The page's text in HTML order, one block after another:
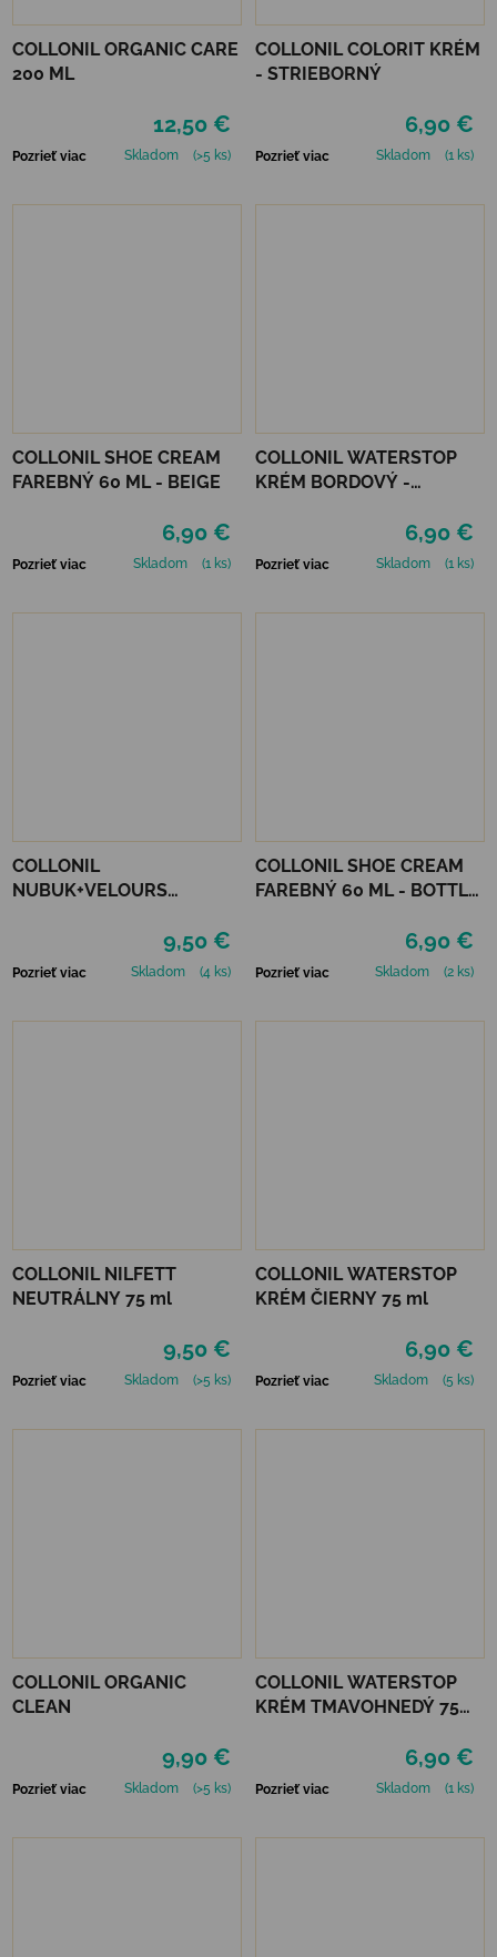
COLLONIL ORGANIC CARE
200 ML
12,50 €
Pozrieť viac Skladom (>5 ks)
COLLONIL COLORIT KRÉM
- STRIEBORNÝ
6,90 €
Pozrieť viac Skladom (1 ks)
COLLONIL SHOE CREAM
FAREBNÝ 60 ML - BEIGE
6,90 €
Pozrieť viac Skladom (1 ks)
COLLONIL WATERSTOP
KRÉM BORDOVÝ -
6,90 €
Pozrieť viac Skladom (1 ks)
COLLONIL
NUBUK+VELOURS
9,50 €
Pozrieť viac Skladom (4 ks)
COLLONIL SHOE CREAM
FAREBNÝ 60 ML - BOTTLE
6,90 €
Pozrieť viac Skladom (2 ks)
COLLONIL NILFETT
NEUTRÁLNY 75 ml
9,50 €
Pozrieť viac Skladom (>5 ks)
COLLONIL WATERSTOP
KRÉM ČIERNY 75 ml
6,90 €
Pozrieť viac Skladom (5 ks)
COLLONIL ORGANIC
CLEAN
9,90 €
Pozrieť viac Skladom (>5 ks)
COLLONIL WATERSTOP
KRÉM TMAVOHNEDÝ 75
6,90 €
Pozrieť viac Skladom (1 ks)